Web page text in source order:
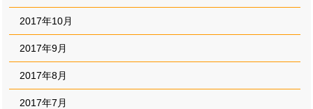
2017年10月
2017年9月
2017年8月
2017年7月